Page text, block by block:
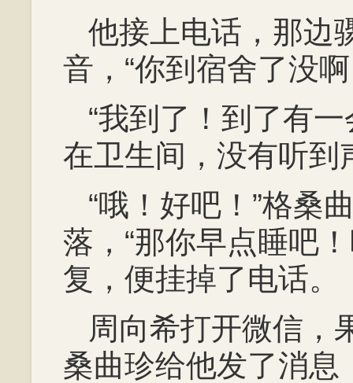
他接上电话，那边
音，“你到宿舍了没
“我到了！到了有
在卫生间，没有听到
“哦！好吧！”格桑
落，“那你早点睡吧
复，便挂掉了电话。
周向希打开微信，
桑曲珍给他发了消息